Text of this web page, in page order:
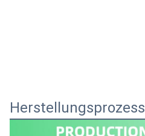
Herstellungsprozess